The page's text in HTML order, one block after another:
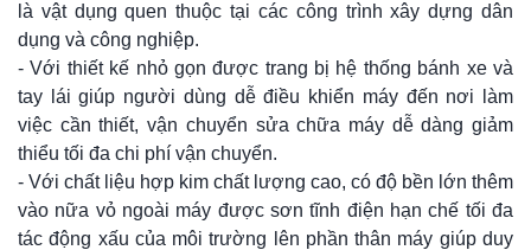
là vật dụng quen thuộc tại các công trình xây dựng dân
dụng và công nghiệp.
- Với thiết kế nhỏ gọn được trang bị hệ thống bánh xe và
tay lái giúp người dùng dễ điều khiển máy đến nơi làm
việc cần thiết, vận chuyển sửa chữa máy dễ dàng giảm
thiểu tối đa chi phí vận chuyển.
- Với chất liệu hợp kim chất lượng cao, có độ bền lớn thêm
vào nữa vỏ ngoài máy được sơn tĩnh điện hạn chế tối đa
tác động xấu của môi trường lên phần thân máy giúp duy